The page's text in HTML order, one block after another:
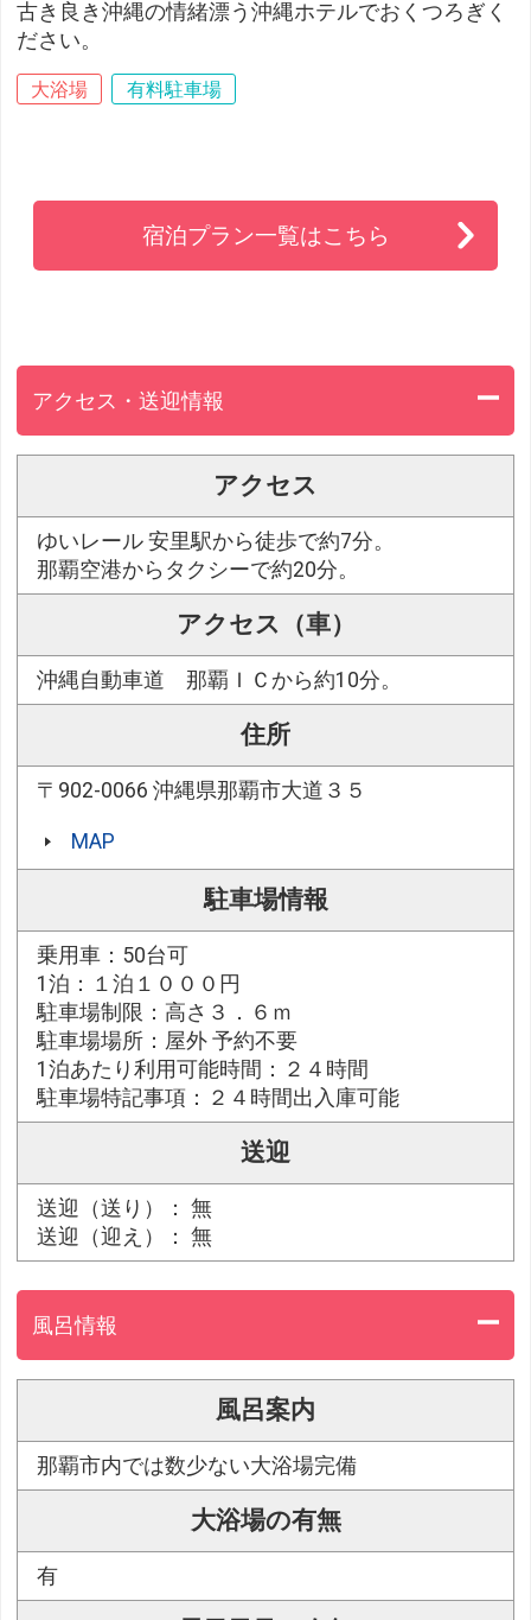
古き良き沖縄の情緒漂う沖縄ホテルでおくつろぎく
ださい。
大浴場 有料駐車場
宿泊プラン一覧はこちら
アクセス・送迎情報
アクセス
ゆいレール 安里駅から徒歩で約7分。
那覇空港からタクシーで約20分。
アクセス（車）
沖縄自動車道 那覇ＩＣから約10分。
住所
〒902-0066 沖縄県那覇市大道３５
MAP
駐車場情報
乗用車：50台可
1泊：１泊１０００円
駐車場制限：高さ３．６ｍ
駐車場場所：屋外 予約不要
1泊あたり利用可能時間：２４時間
駐車場特記事項：２４時間出入庫可能
送迎
送迎（送り）： 無
送迎（迎え）： 無
風呂情報
風呂案内
那覇市内では数少ない大浴場完備
大浴場の有無
有